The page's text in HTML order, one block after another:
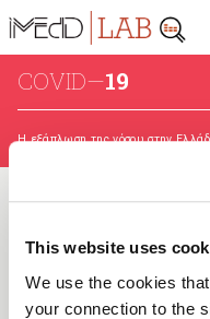
This website uses
We use the cookies
your connection to the
COVID—19
Η εξάπλωση της νόσου στην
H
στην